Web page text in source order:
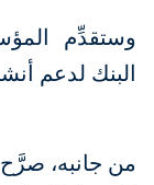
وستقدِّم
البنك لدعم
من جانبه،